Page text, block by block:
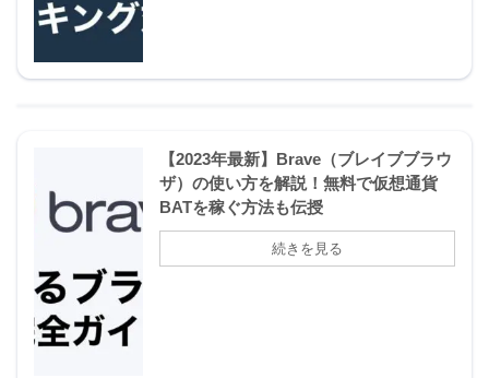
【2023年最新】Brave（ブレイブブラウ
ザ）の使い方を解説！無料で仮想通貨
BATを稼ぐ方法も伝授